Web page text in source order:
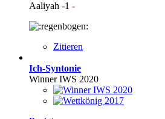
Aaliyah -1 -
Zitieren
Ich-Syntonie
Winner IWS 2020